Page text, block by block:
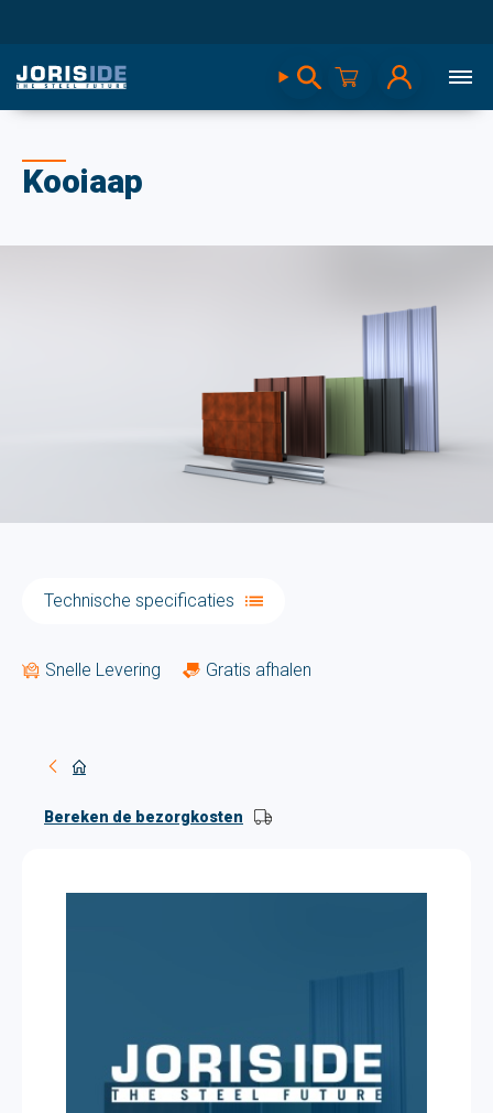
Kooiaap
Technische specificaties
Snelle Levering Gratis afhalen
Bereken de bezorgkosten